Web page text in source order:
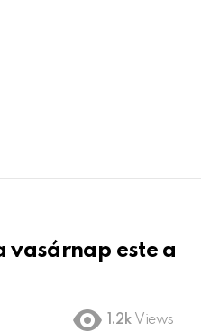
vasárnap este a
1.2k Views